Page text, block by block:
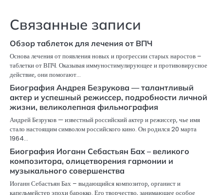
Связанные записи
Обзор таблеток для лечения от ВПЧ
Основа лечения от появления новых и прогрессии старых наростов –
таблетки от ВПЧ. Оказывая иммуностимулирующее и противовирусное
действие, они помогают…
Биография Андрея Безрукова — талантливый
актер и успешный режиссер, подробности личной
жизни, великолепная фильмография
Андрей Безруков — известный российский актер и режиссер, чье имя
стало настоящим символом российского кино. Он родился 20 марта
1964…
Биография Иоганн Себастьян Бах – великого
композитора, олицетворения гармонии и
музыкального совершенства
Иоганн Себастьян Бах – выдающийся композитор, органист и
капельмейстер эпохи барокко. Его творчество, занимающее особое